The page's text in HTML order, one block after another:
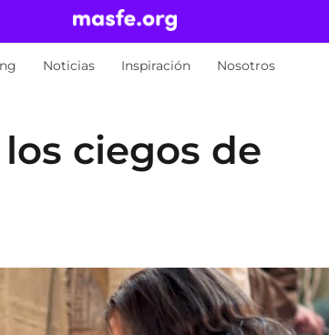
Noticias Inspiración Nosotros
ciegos de